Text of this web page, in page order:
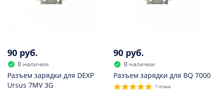
90 руб.
В наличии
Разъем зарядки для DEXP
Ursus 7MV 3G
90 руб.
В наличии
Разъем зарядки для BQ 7000
1 отзыв